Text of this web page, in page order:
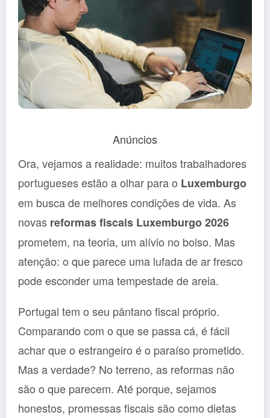
Anúncios
Ora, vejamos a realidade: muitos trabalhadores
portugueses estão a olhar para o Luxemburgo
em busca de melhores condições de vida. As
novas reformas fiscais Luxemburgo 2026
prometem, na teoria, um alívio no bolso. Mas
atenção: o que parece uma lufada de ar fresco
pode esconder uma tempestade de areia.
Portugal tem o seu pântano fiscal próprio.
Comparando com o que se passa cá, é fácil
achar que o estrangeiro é o paraíso prometido.
Mas a verdade? No terreno, as reformas não
são o que parecem. Até porque, sejamos
honestos, promessas fiscais são como dietas